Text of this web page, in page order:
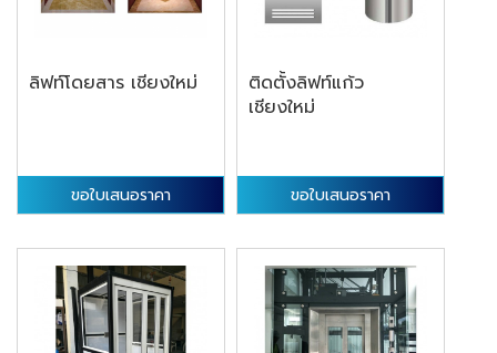
ลิฟท์โดยสาร เชียงใหม่
ขอใบเสนอราคา
ติดตั้งลิฟท์แก้ว
เชียงใหม่
ขอใบเสนอราคา